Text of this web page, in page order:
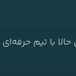
با تیم حرفه‌ای